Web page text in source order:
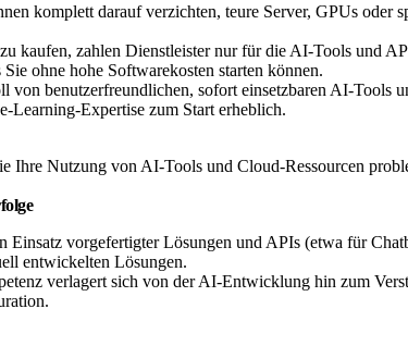
komplett darauf verzichten, teure Server, GPUs
kaufen, zahlen Dienstleister nur für die AI-Tools und
ohne hohe Softwarekosten starten können.
von benutzerfreundlichen, sofort einsetzbaren AI-
Learning-Expertise zum Start erheblich.
Ihre Nutzung von AI-Tools und Cloud-Ressourcen
Einsatz vorgefertigter Lösungen und APIs (etwa für
entwickelten Lösungen.
verlagert sich von der AI-Entwicklung hin zum